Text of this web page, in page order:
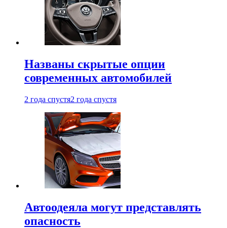
Названы скрытые опции
современных автомобилей
2 года спустя2 года спустя
Автоодеяла могут представлять
опасность